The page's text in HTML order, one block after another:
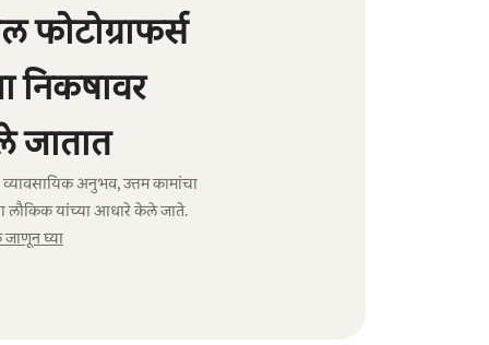
फोटोग्राफर्स
निकषावर
जातात
व्यावसायिक अनुभव, उत्तम कामांचा
लौकिक यांच्या आधारे केले जाते.
घ्या